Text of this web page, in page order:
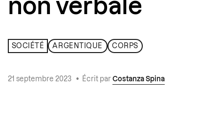
non verbale
SOCIÉTÉ ARGENTIQUE CORPS
21 septembre 2023 • Écrit par Costanza Spina